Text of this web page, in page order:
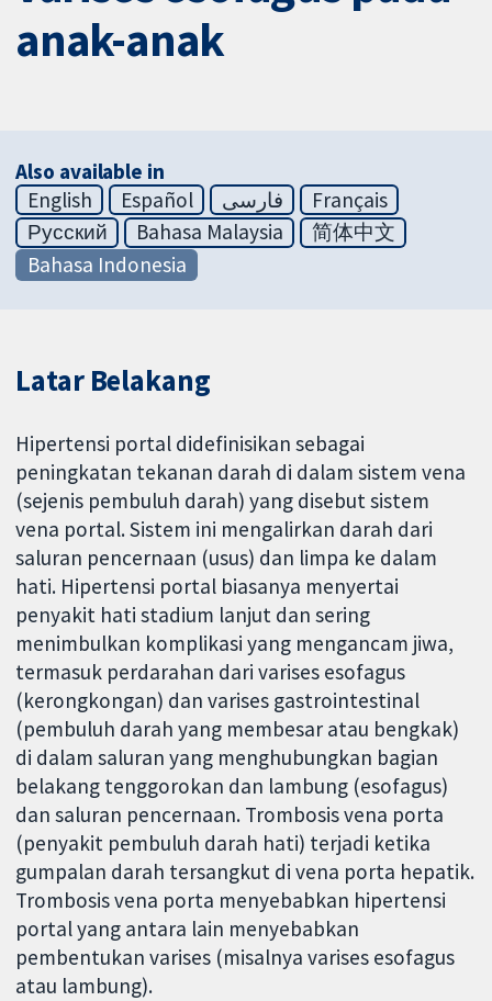
anak-anak
Also available in
English
Español فارسی
Français
Русский
Bahasa Malaysia
简体中文
Bahasa Indonesia
Latar Belakang
Hipertensi portal didefinisikan sebagai
peningkatan tekanan darah di dalam sistem vena
(sejenis pembuluh darah) yang disebut sistem
vena portal. Sistem ini mengalirkan darah dari
saluran pencernaan (usus) dan limpa ke dalam
hati. Hipertensi portal biasanya menyertai
penyakit hati stadium lanjut dan sering
menimbulkan komplikasi yang mengancam jiwa,
termasuk perdarahan dari varises esofagus
(kerongkongan) dan varises gastrointestinal
(pembuluh darah yang membesar atau bengkak)
di dalam saluran yang menghubungkan bagian
belakang tenggorokan dan lambung (esofagus)
dan saluran pencernaan. Trombosis vena porta
(penyakit pembuluh darah hati) terjadi ketika
gumpalan darah tersangkut di vena porta hepatik.
Trombosis vena porta menyebabkan hipertensi
portal yang antara lain menyebabkan
pembentukan varises (misalnya varises esofagus
atau lambung).